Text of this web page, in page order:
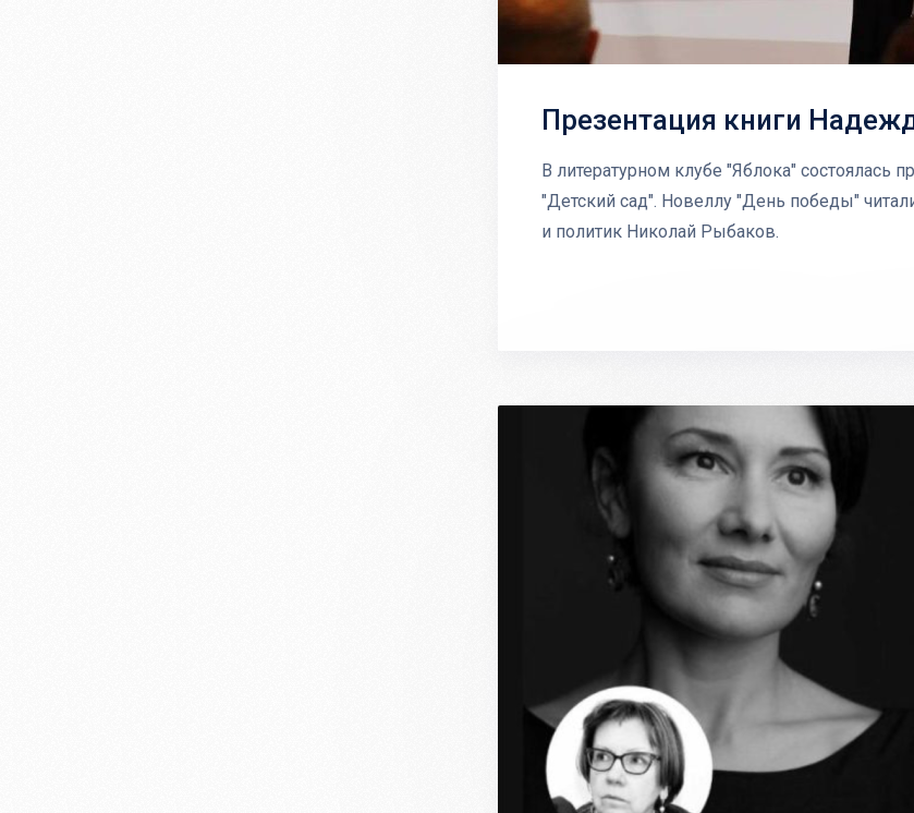
Презентация книги
В литературном клубе "Яблока"
"Детский сад". Новеллу "День победы"
и политик Николай Рыбаков.